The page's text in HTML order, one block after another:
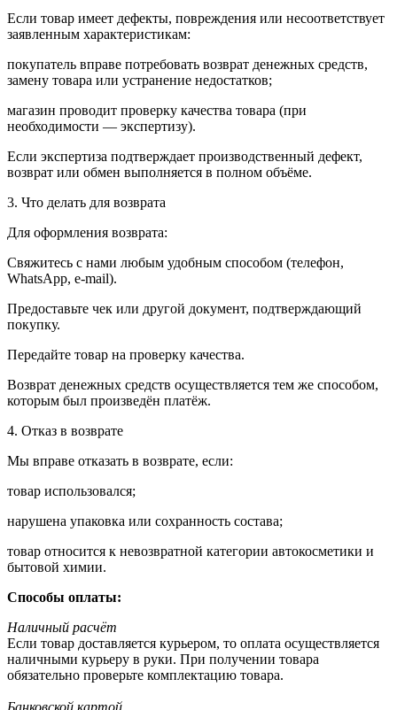
Если товар имеет дефекты, повреждения или несоответствует
заявленным характеристикам:
покупатель вправе потребовать возврат денежных средств,
замену товара или устранение недостатков;
магазин проводит проверку качества товара (при
необходимости — экспертизу).
Если экспертиза подтверждает производственный дефект,
возврат или обмен выполняется в полном объёме.
3. Что делать для возврата
Для оформления возврата:
Свяжитесь с нами любым удобным способом (телефон,
WhatsApp, e-mail).
Предоставьте чек или другой документ, подтверждающий
покупку.
Передайте товар на проверку качества.
Возврат денежных средств осуществляется тем же способом,
которым был произведён платёж.
4. Отказ в возврате
Мы вправе отказать в возврате, если:
товар использовался;
нарушена упаковка или сохранность состава;
товар относится к невозвратной категории автокосметики и
бытовой химии.
Способы оплаты:
Наличный расчёт
Если товар доставляется курьером, то оплата осуществляется
наличными курьеру в руки. При получении товара
обязательно проверьте комплектацию товара.
Банковской картой